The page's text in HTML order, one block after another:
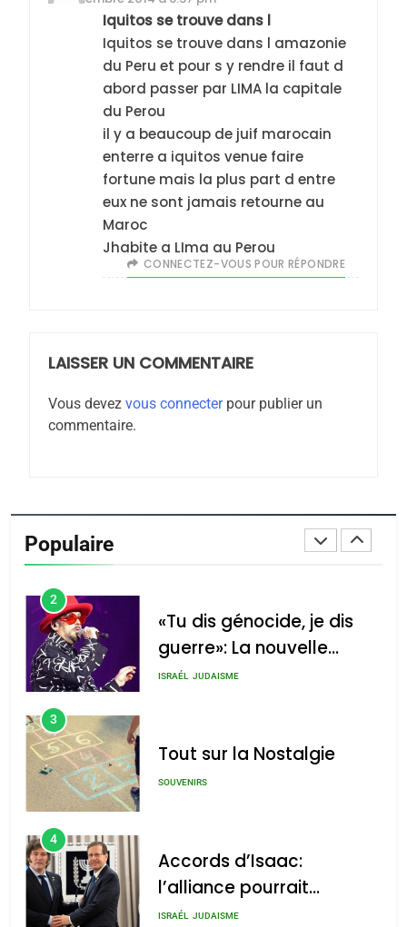
Iquitos se trouve dans l
Iquitos se trouve dans l amazonie
du Peru et pour s y rendre il faut d
abord passer par LIMA la capitale
du Perou
il y a beaucoup de juif marocain
enterre a iquitos venue faire
fortune mais la plus part d entre
eux ne sont jamais retourne au
Maroc
Jhabite a LIma au Perou
CONNECTEZ-VOUS POUR RÉPONDRE
LAISSER UN COMMENTAIRE
Vous devez vous connecterpour publier un
commentaire.
Populaire
2025, l’année la plus
meurtrière selon le
rapport d’ADL contre
l’antisémitisme
FRANCE
FIÈRE, DIGNE ET RÉSILIENTE :
POURQUOI JE REVENDIQUE
MA JUDAÏTE par Thérèse
ISRAÉL JUDAISME
CE QUI NOUS MANQUE –
8
Tafraout, le miel de Tadla
2
«Tu dis génocide, je dis
guerre»: La nouvelle
chanson de Boy George
ISRAÉL JUDAISME
3
Tout sur la Nostalgie
SOUVENIRS
4
Accords d’Isaac:
l’alliance pourrait
s’étendre à 13 pays
ISRAÉL JUDAISME